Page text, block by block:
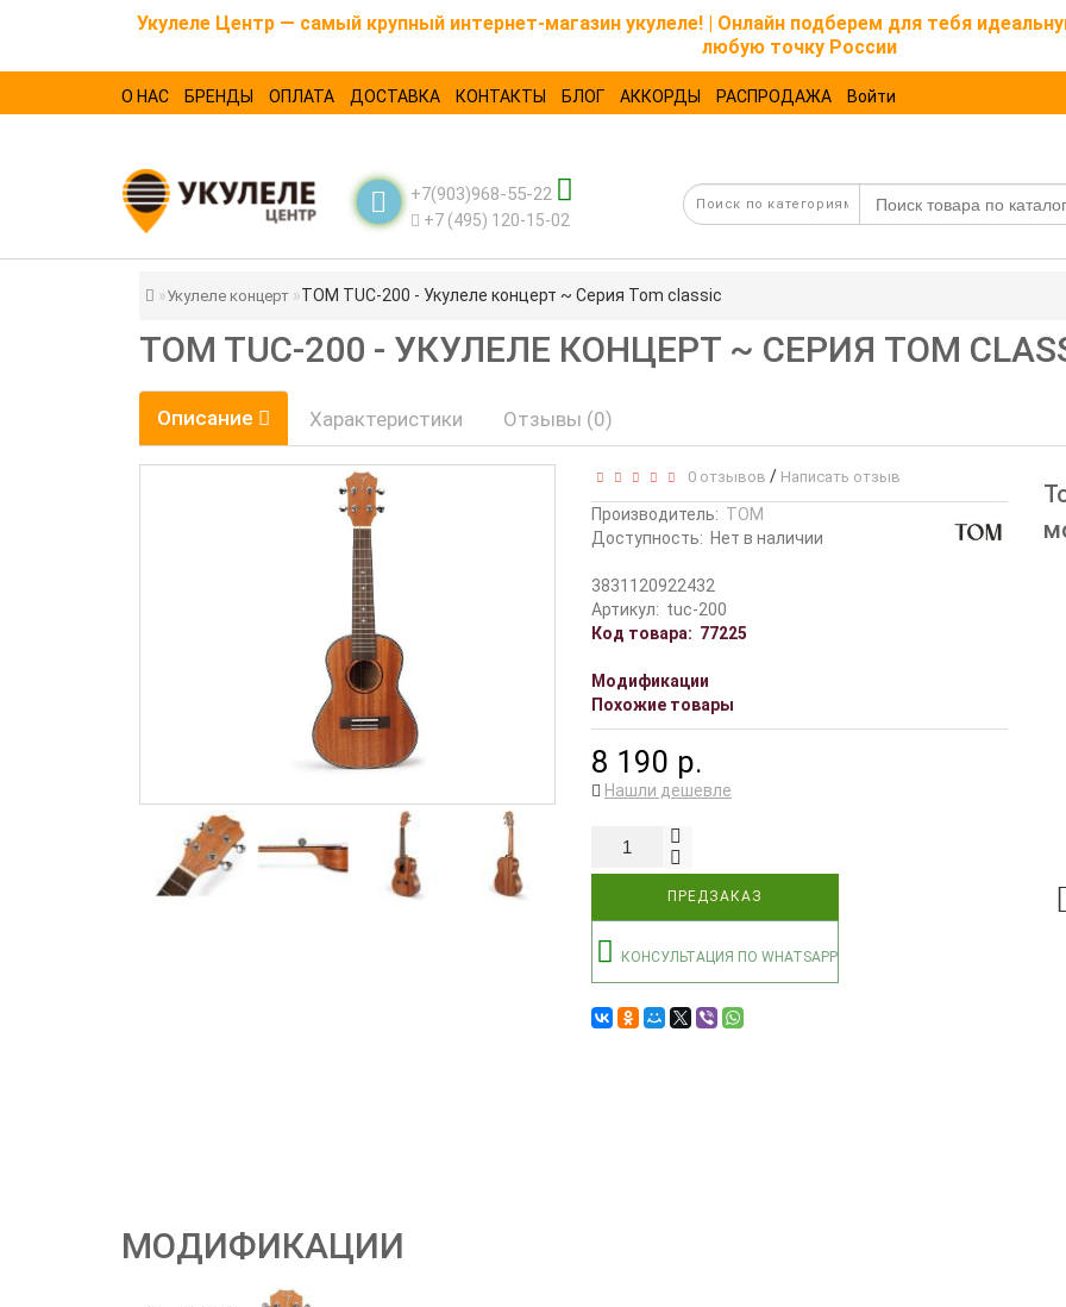
Укулеле Центр — самый крупный интернет-магазин укулеле! | Онлайн подберем для тебя
любую точку России
О НАС БРЕНДЫ ОПЛАТА ДОСТАВКА КОНТАКТЫ БЛОГ АККОРДЫ РАСПРОДАЖА Войти
+7(903)968-55-22
+7 (495) 120-15-02
Укулеле концерт TOM TUC-200 - Укулеле концерт ~ Серия Tom classic
TOM TUC-200 - УКУЛЕЛЕ КОНЦЕРТ ~ СЕРИЯ TOM
Описание Характеристики Отзывы (0)
0 отзывов / Написать отзыв
Производитель: TOM
Доступность: Нет в наличии
3831120922432
Артикул: tuc-200
Код товара: 77225
Модификации
Похожие товары
8 190 р.
Нашли дешевле
ПРЕДЗАКАЗ
КОНСУЛЬТАЦИЯ ПО WHATSAPP
МОДИФИКАЦИИ